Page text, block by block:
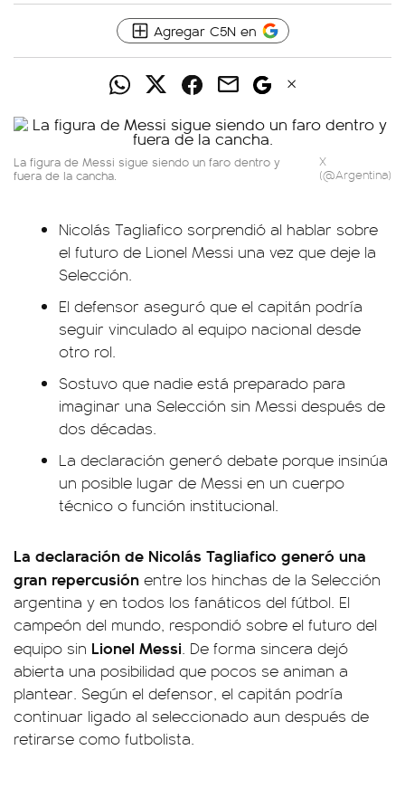
Agregar C5N en
La figura de Messi sigue siendo un faro dentro y
fuera de la cancha.
X
(@Argentina)
Nicolás Tagliafico sorprendió al hablar sobre
el futuro de Lionel Messi una vez que deje la
Selección.
El defensor aseguró que el capitán podría
seguir vinculado al equipo nacional desde
otro rol.
Sostuvo que nadie está preparado para
imaginar una Selección sin Messi después de
dos décadas.
La declaración generó debate porque insinúa
un posible lugar de Messi en un cuerpo
técnico o función institucional.
La declaración de Nicolás Tagliafico generó una
gran repercusión entre los hinchas de la Selección
argentina y en todos los fanáticos del fútbol. El
campeón del mundo, respondió sobre el futuro del
equipo sin Lionel Messi. De forma sincera dejó
abierta una posibilidad que pocos se animan a
plantear. Según el defensor, el capitán podría
continuar ligado al seleccionado aun después de
retirarse como futbolista.